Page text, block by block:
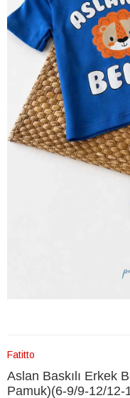
Fatitto
Aslan Baskılı Erkek
Pamuk)(6-9/9-12/12-